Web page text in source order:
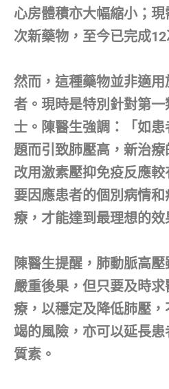
心房體積亦大幅縮小；
次新藥物，至今已完成
然而，這種藥物並非適
者。現時是特別針對第
士。陳醫生強調：「如
題而引致肺壓高，新治療
改用激素壓抑免疫反應
要因應患者的個別病情
療，才能達到最理想的效
陳醫生提醒，肺動脈高
嚴重後果，但只要及時
療，以穩定及降低肺壓
竭的風險，亦可以延長
質素。